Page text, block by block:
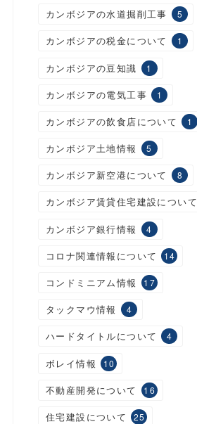
カンボジアの水道掘削工事 5
カンボジアの税金について 1
カンボジアの豆知識 1
カンボジアの電気工事 1
カンボジアの飲食店について 1
カンボジア土地情報 5
カンボジア新空港について 8
カンボジア賃貸住宅建設について
カンボジア銀行情報 4
コロナ関連情報について 14
コンドミニアム情報 17
タックマウ情報 4
ハードタイトルについて 4
ボレイ情報 10
不動産開発について 16
住宅建設について 25